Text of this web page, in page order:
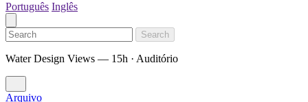
Português Inglês
Search
Water Design Views — 15h · Auditório
Arquivo